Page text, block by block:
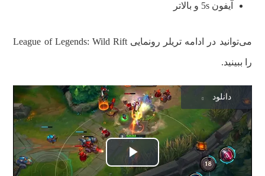
آیفون 5s و بالاتر
می‌توانید در ادامه تریلر رونمایی League of Legends: Wild Rift
را ببینید.
پخش
دانلود